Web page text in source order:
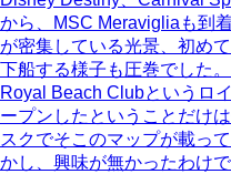
から、MSC Meravigliaも到
が密集している光景、初め
下船する様子も圧巻でした
Royal Beach Clubというロ
ープンしたということだけ
スクでそこのマップが載っ
かし、興味が無かったわけ